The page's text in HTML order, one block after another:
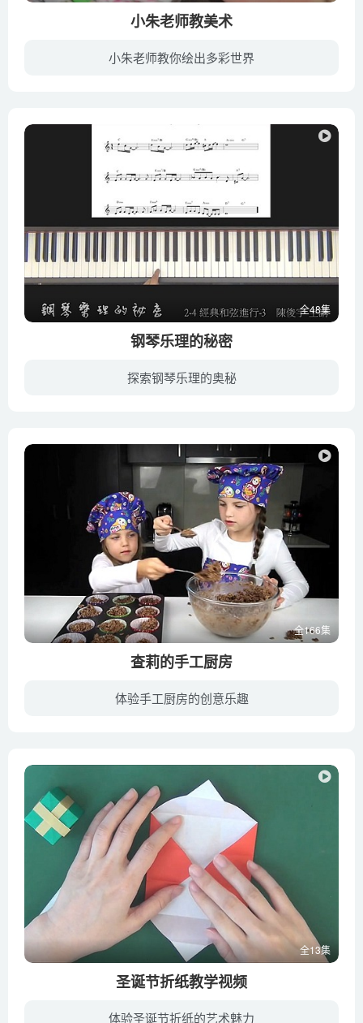
小朱老师教美术
小朱老师教你绘出多彩世界
全48集
钢琴乐理的秘密
探索钢琴乐理的奥秘
全166集
查莉的手工厨房
体验手工厨房的创意乐趣
全13集
圣诞节折纸教学视频
体验圣诞节折纸的艺术魅力